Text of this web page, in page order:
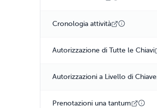
Cronologia attività
Autorizzazione di Tutte le Chiavi
Autorizzazioni a Livello di Chiave
Prenotazioni una tantum